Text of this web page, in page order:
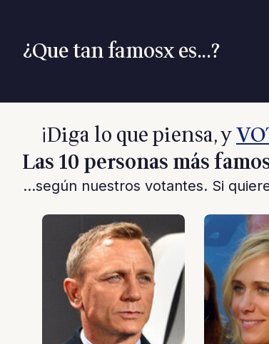
¿Que tan famosx es...?
¡Diga lo que piensa, y
Las 10 personas más
...según nuestros votantes. Si